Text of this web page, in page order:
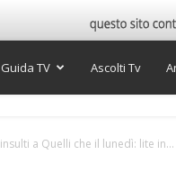
Guida TV Ascolti Tv
a Quelli che il lunedì: lite in...